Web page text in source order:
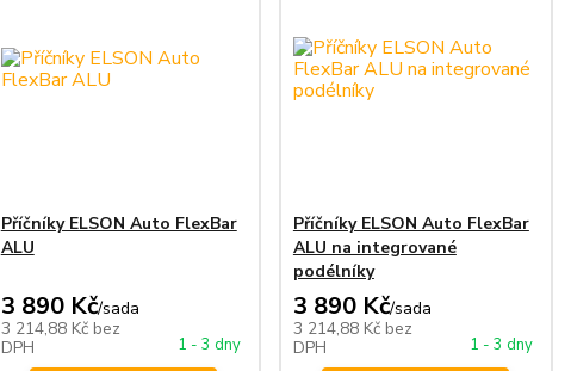
Příčníky ELSON Auto FlexBar
ALU
3 890 Kč/sada
3 214,88 Kč bez
DPH
1 - 3 dny
Příčníky ELSON Auto FlexBar
ALU na integrované
podélníky
3 890 Kč/sada
3 214,88 Kč bez
DPH
1 - 3 dny